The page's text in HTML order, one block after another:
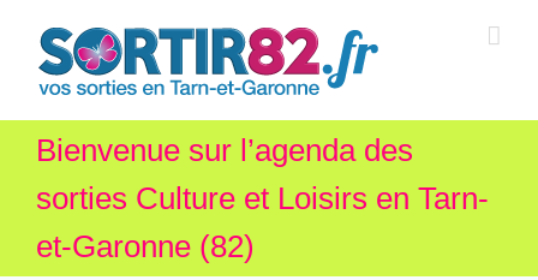
Bienvenue sur l’agenda des
sorties Culture et Loisirs en Tarn-
et-Garonne (82)